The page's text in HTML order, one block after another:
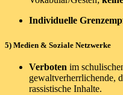
Individuelle
5) Medien & Soziale Netzwerke
Verboten im
gewaltverherrlichende,
rassistische Inhalte.